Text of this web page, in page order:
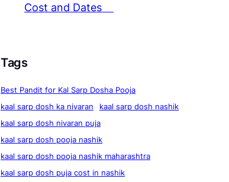
Cost and Dates
Tags
Best Pandit for Kal Sarp Dosha Pooja
kaal sarp dosh ka nivaran
kaal sarp dosh nashik
kaal sarp dosh nivaran puja
kaal sarp dosh pooja nashik
kaal sarp dosh pooja nashik maharashtra
kaal sarp dosh puja cost in nashik